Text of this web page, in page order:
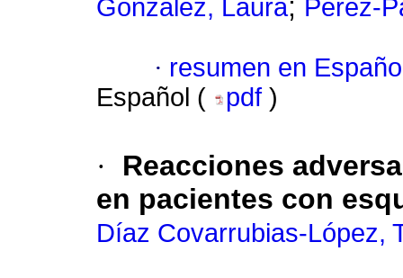
González, Laura; Pérez-
· resumen en
Español (
pdf )
·
Reacciones
en pacientes con
Díaz Covarrubias-López,